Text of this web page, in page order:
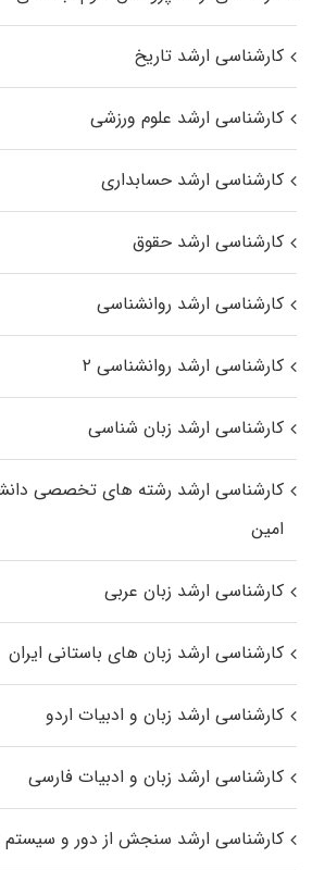
کارشناسی ارشد تاریخ
کارشناسی ارشد علوم ورزشی
کارشناسی ارشد حسابداری
کارشناسی ارشد حقوق
کارشناسی ارشد روانشناسی
کارشناسی ارشد روانشناسی ۲
کارشناسی ارشد زبان شناسی
کارشناسی ارشد رﺷﺘﻪ ﻫﺎی تخصصی
اﻣﻴﻦ
کارشناسی ارشد زبان عربی
کارشناسی ارشد زبان‌ های باستانی ایران
کارشناسی ارشد زبان و ادبیات اردو
کارشناسی ارشد زبان و ادبیات فارسی
کارشناسی ارشد سنجش از دور و سیستم